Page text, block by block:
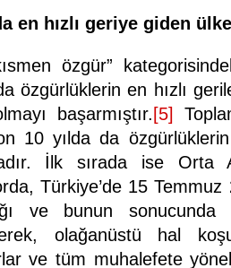
en hızlı geriye giden
özgür”
özgürlüklerin en hızlı
başarmıştır. [5]
10 yılda da
İlk sırada ise Orta
Türkiye’de 15
ve bunun
olağanüstü hal
ve tüm muhalefete